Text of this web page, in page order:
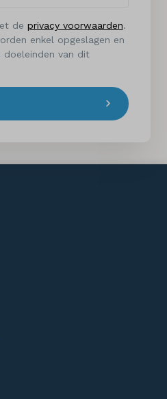
de privacy voorwaarden.
enkel opgeslagen en
doeleinden van dit